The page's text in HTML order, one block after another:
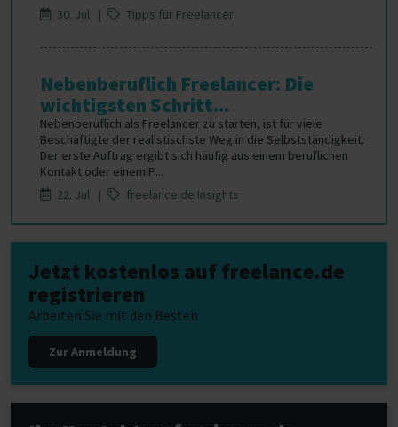
30. Jul |
Tipps für Freelancer
Nebenberuflich Freelancer: Die
wichtigsten Schritt...
Nebenberuflich als Freelancer zu starten, ist für viele
Beschäftigte der realistischste Weg in die Selbstständigkeit.
Der erste Auftrag ergibt sich häufig aus einem beruflichen
Kontakt oder einem P...
22. Jul |
freelance.de Insights
Jetzt kostenlos auf freelance.de
registrieren
Arbeiten Sie mit den Besten
Zur Anmeldung